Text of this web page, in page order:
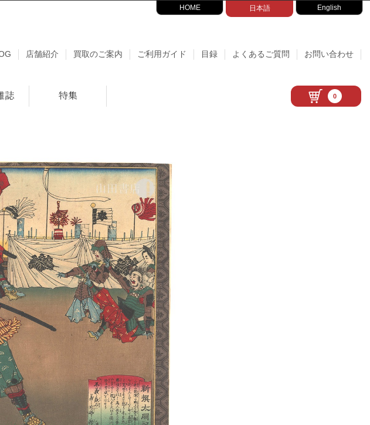
HOME 日本語 English
店舗紹介 買取のご案内 ご利用ガイド 目録 よくあるご質問 お問い合わせ
誌 特集 0